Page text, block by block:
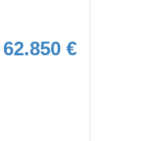
62.850 €